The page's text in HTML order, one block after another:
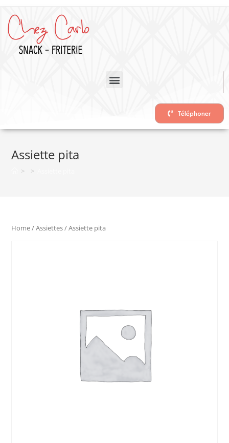
Téléphoner
Assiette pita
> >
Home/Assiettes/ Assiette pita